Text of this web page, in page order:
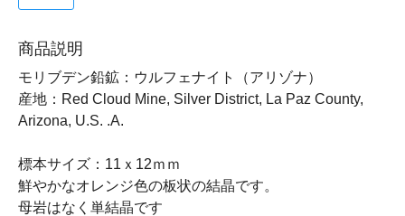
商品説明
モリブデン鉛鉱：ウルフェナイト（アリゾナ）
産地：Red Cloud Mine, Silver District, La Paz County,
Arizona, U.S. .A.
標本サイズ：11ｘ12ｍｍ
鮮やかなオレンジ色の板状の結晶です。
母岩はなく単結晶です